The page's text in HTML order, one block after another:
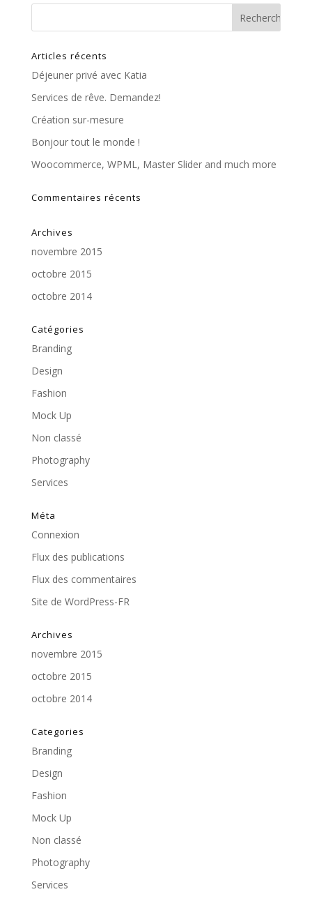
Articles récents
Déjeuner privé avec Katia
Services de rêve. Demandez!
Création sur-mesure
Bonjour tout le monde !
Woocommerce, WPML, Master Slider and much more
Commentaires récents
Archives
novembre 2015
octobre 2015
octobre 2014
Catégories
Branding
Design
Fashion
Mock Up
Non classé
Photography
Services
Méta
Connexion
Flux des publications
Flux des commentaires
Site de WordPress-FR
Archives
novembre 2015
octobre 2015
octobre 2014
Categories
Branding
Design
Fashion
Mock Up
Non classé
Photography
Services